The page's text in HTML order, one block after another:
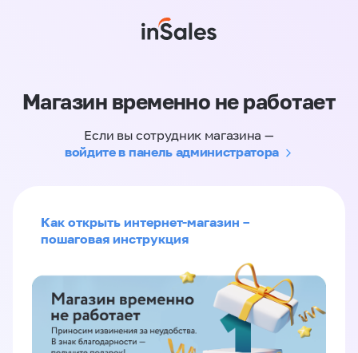
Магазин временно не работает
Если вы сотрудник магазина —
войдите в панель администратора
Как открыть интернет-магазин –
пошаговая инструкция